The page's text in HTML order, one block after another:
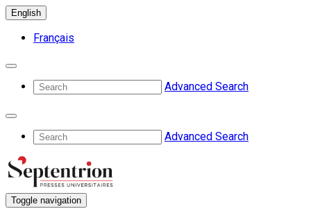
English
Français
Advanced Search
Advanced Search
Toggle navigation